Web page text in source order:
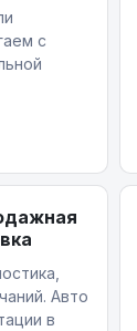
с
Авто
в